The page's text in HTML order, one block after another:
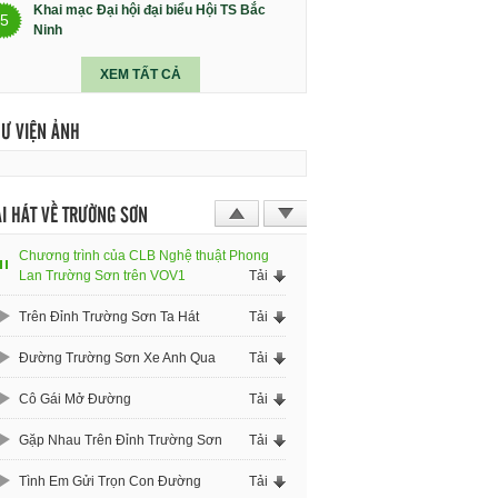
5
Khai mạc Đại hội đại biểu Hội TS Bắc
Ninh
XEM TẤT CẢ
VIỆN ẢNH
HÁT VỀ TRƯỜNG SƠN
Chương trình của CLB Nghệ thuật Phong
Lan Trường Sơn trên VOV1
Tải
Trên Đỉnh Trường Sơn Ta Hát Tải
Đường Trường Sơn Xe Anh Qua Tải
Cô Gái Mở Đường Tải
Gặp Nhau Trên Đỉnh Trường Sơn Tải
Tình Em Gửi Trọn Con Đường Tải